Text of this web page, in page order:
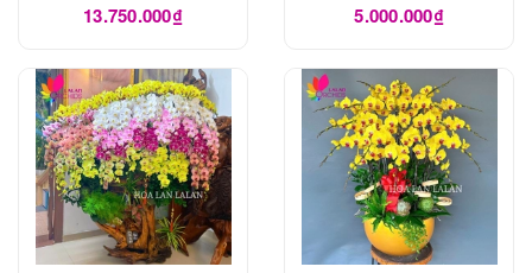
13.750.000₫ 5.000.000₫